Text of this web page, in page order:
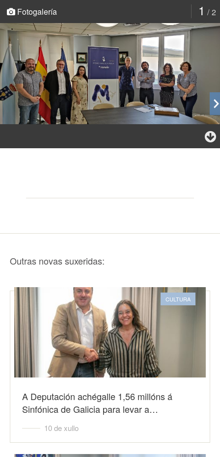
1 2
Fotogalería
Outras novas suxeridas:
CULTURA
A Deputación achégalle 1,56 millóns á
Sinfónica de Galicia para levar a…
10 de xullo